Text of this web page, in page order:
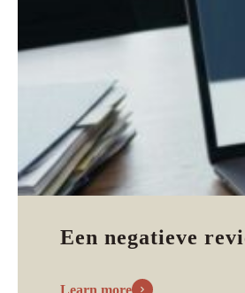
Een negatieve
Learn more